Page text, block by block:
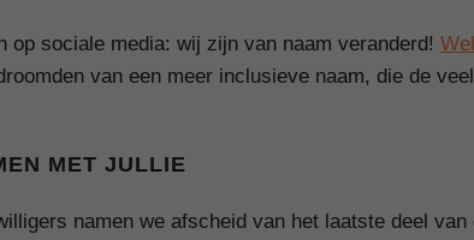
sociale media: wij zijn van naam veranderd!
van een meer inclusieve naam, die de
MET JULLIE
namen we afscheid van het laatste deel